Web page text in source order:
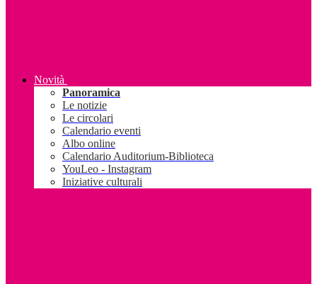
Novità
Panoramica
Le notizie
Le circolari
Calendario eventi
Albo online
Calendario Auditorium-Biblioteca
YouLeo - Instagram
Iniziative culturali